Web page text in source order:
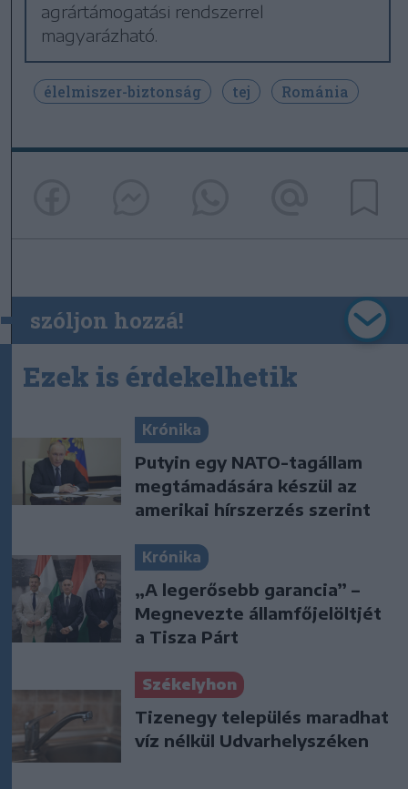
agrártámogatási rendszerrel
magyarázható.
élelmiszer-biztonság tej Románia
szóljon hozzá!
Ezek is érdekelhetik
Krónika
Putyin egy NATO-tagállam
megtámadására készül az
amerikai hírszerzés szerint
Krónika
„A legerősebb garancia” –
Megnevezte államfőjelöltjét
a Tisza Párt
Székelyhon
Tizenegy település maradhat
víz nélkül Udvarhelyszéken